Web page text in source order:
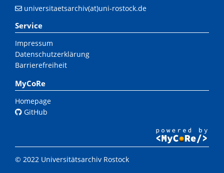
universitaetsarchiv(at)uni-rostock.de
Service
Impressum
Datenschutzerklärung
Barrierefreiheit
MyCoRe
Homepage
GitHub
© 2022 Universitätsarchiv Rostock